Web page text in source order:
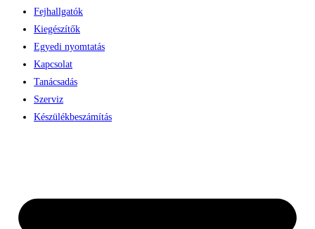
Fejhallgatók
Kiegészítők
Egyedi nyomtatás
Kapcsolat
Tanácsadás
Szerviz
Készülékbeszámítás